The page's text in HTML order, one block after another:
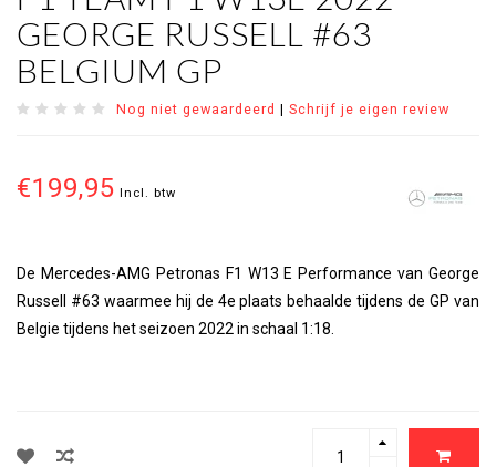
GEORGE RUSSELL #63
BELGIUM GP
Nog niet gewaardeerd | Schrijf je eigen review
€199,95 Incl. btw
De Mercedes-AMG Petronas F1 W13 E Performance van George
Russell #63 waarmee hij de 4e plaats behaalde tijdens de GP van
Belgie tijdens het seizoen 2022 in schaal 1:18.